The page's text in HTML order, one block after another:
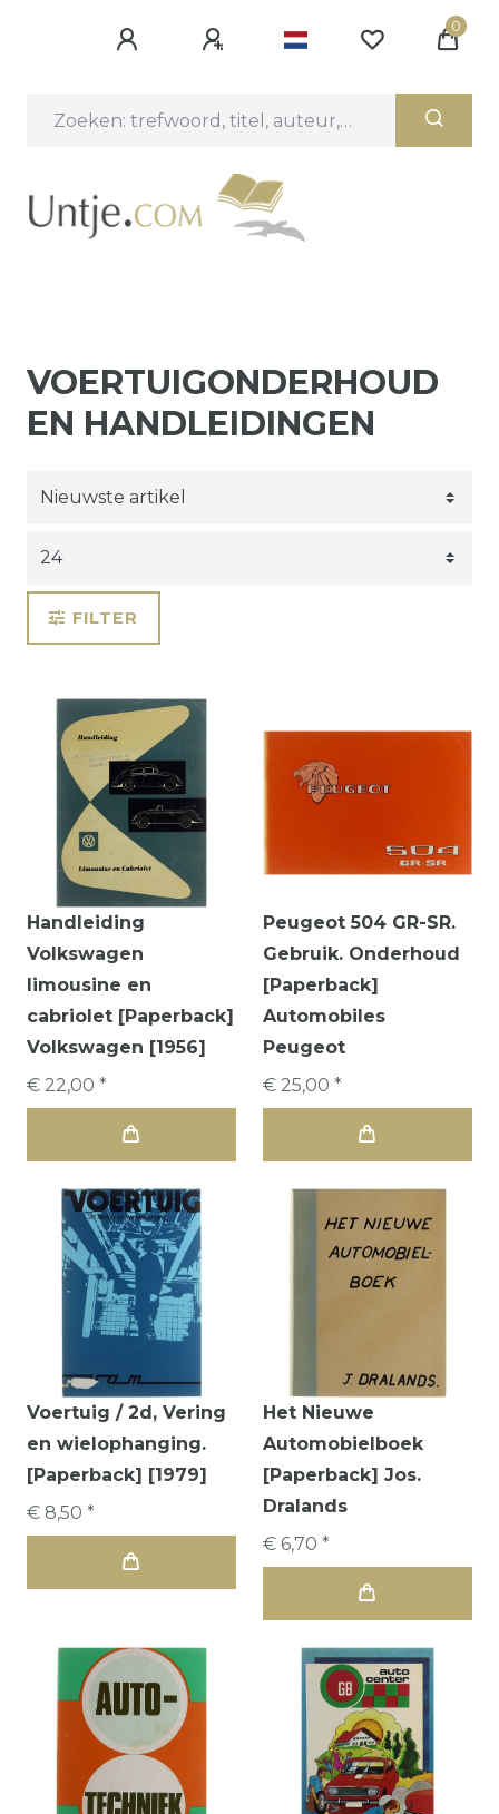
0
VOERTUIGONDERHOUD
EN HANDLEIDINGEN
FILTER
Handleiding
Volkswagen
limousine en
cabriolet [Paperback]
Volkswagen [1956]
€ 22,00 *
Peugeot 504 GR-SR.
Gebruik. Onderhoud
[Paperback]
Automobiles
Peugeot
€ 25,00 *
Voertuig / 2d, Vering
en wielophanging.
[Paperback] [1979]
€ 8,50 *
Het Nieuwe
Automobielboek
[Paperback] Jos.
Dralands
€ 6,70 *